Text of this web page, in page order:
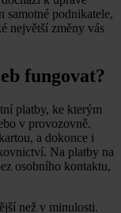
samotné podnikatele,
největší změny vás
fungovat?
platby, ke kterým
v provozovně.
a dokonce i
Na platby na
osobního kontaktu,
než v minulosti.